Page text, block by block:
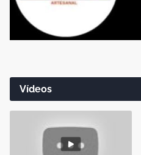
Vídeos